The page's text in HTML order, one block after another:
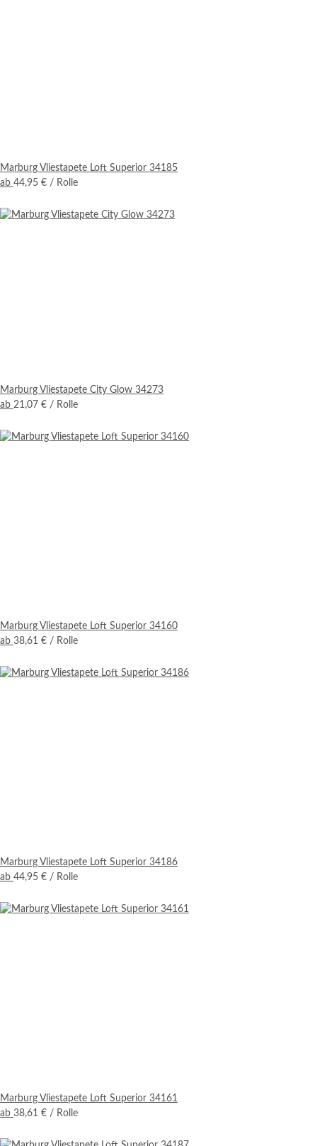
Marburg Vliestapete Loft Superior 34185
ab 44,95 € / Rolle
Marburg Vliestapete City Glow 34273
ab 21,07 € / Rolle
Marburg Vliestapete Loft Superior 34160
ab 38,61 € / Rolle
Marburg Vliestapete Loft Superior 34186
ab 44,95 € / Rolle
Marburg Vliestapete Loft Superior 34161
ab 38,61 € / Rolle